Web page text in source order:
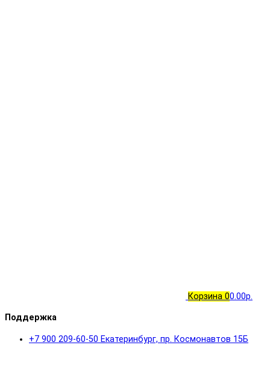
Корзина 00.00р.
Поддержка
+7 900 209-60-50 Екатеринбург, пр. Космонавтов 15Б